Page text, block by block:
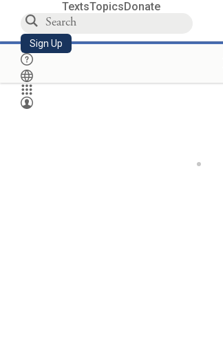
TextsTopicsDonate
Sign Up